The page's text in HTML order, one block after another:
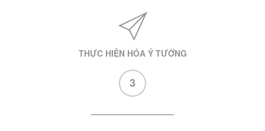
THỰC HIỆN HÓA Ý TƯỞNG
3